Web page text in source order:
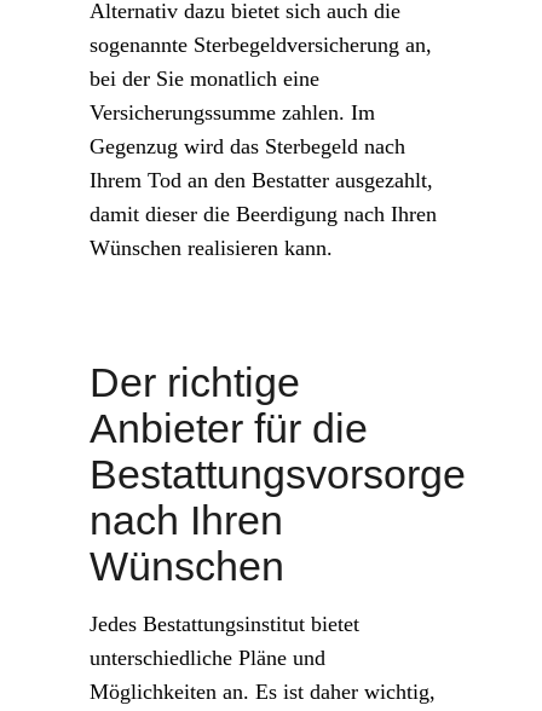
Alternativ dazu bietet sich auch die
sogenannte Sterbegeldversicherung an,
bei der Sie monatlich eine
Versicherungssumme zahlen. Im
Gegenzug wird das Sterbegeld nach
Ihrem Tod an den Bestatter ausgezahlt,
damit dieser die Beerdigung nach Ihren
Wünschen realisieren kann.
Der richtige
Anbieter für die
Bestattungsvorsorge
nach Ihren
Wünschen
Jedes Bestattungsinstitut bietet
unterschiedliche Pläne und
Möglichkeiten an. Es ist daher wichtig,